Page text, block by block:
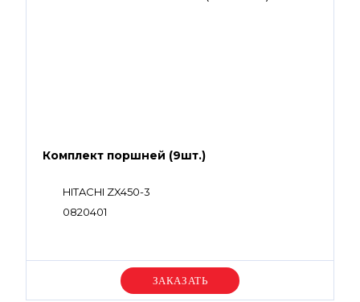
Комплект поршней (9шт.)
HITACHI ZX450-3
0820401
Уточняйте цену